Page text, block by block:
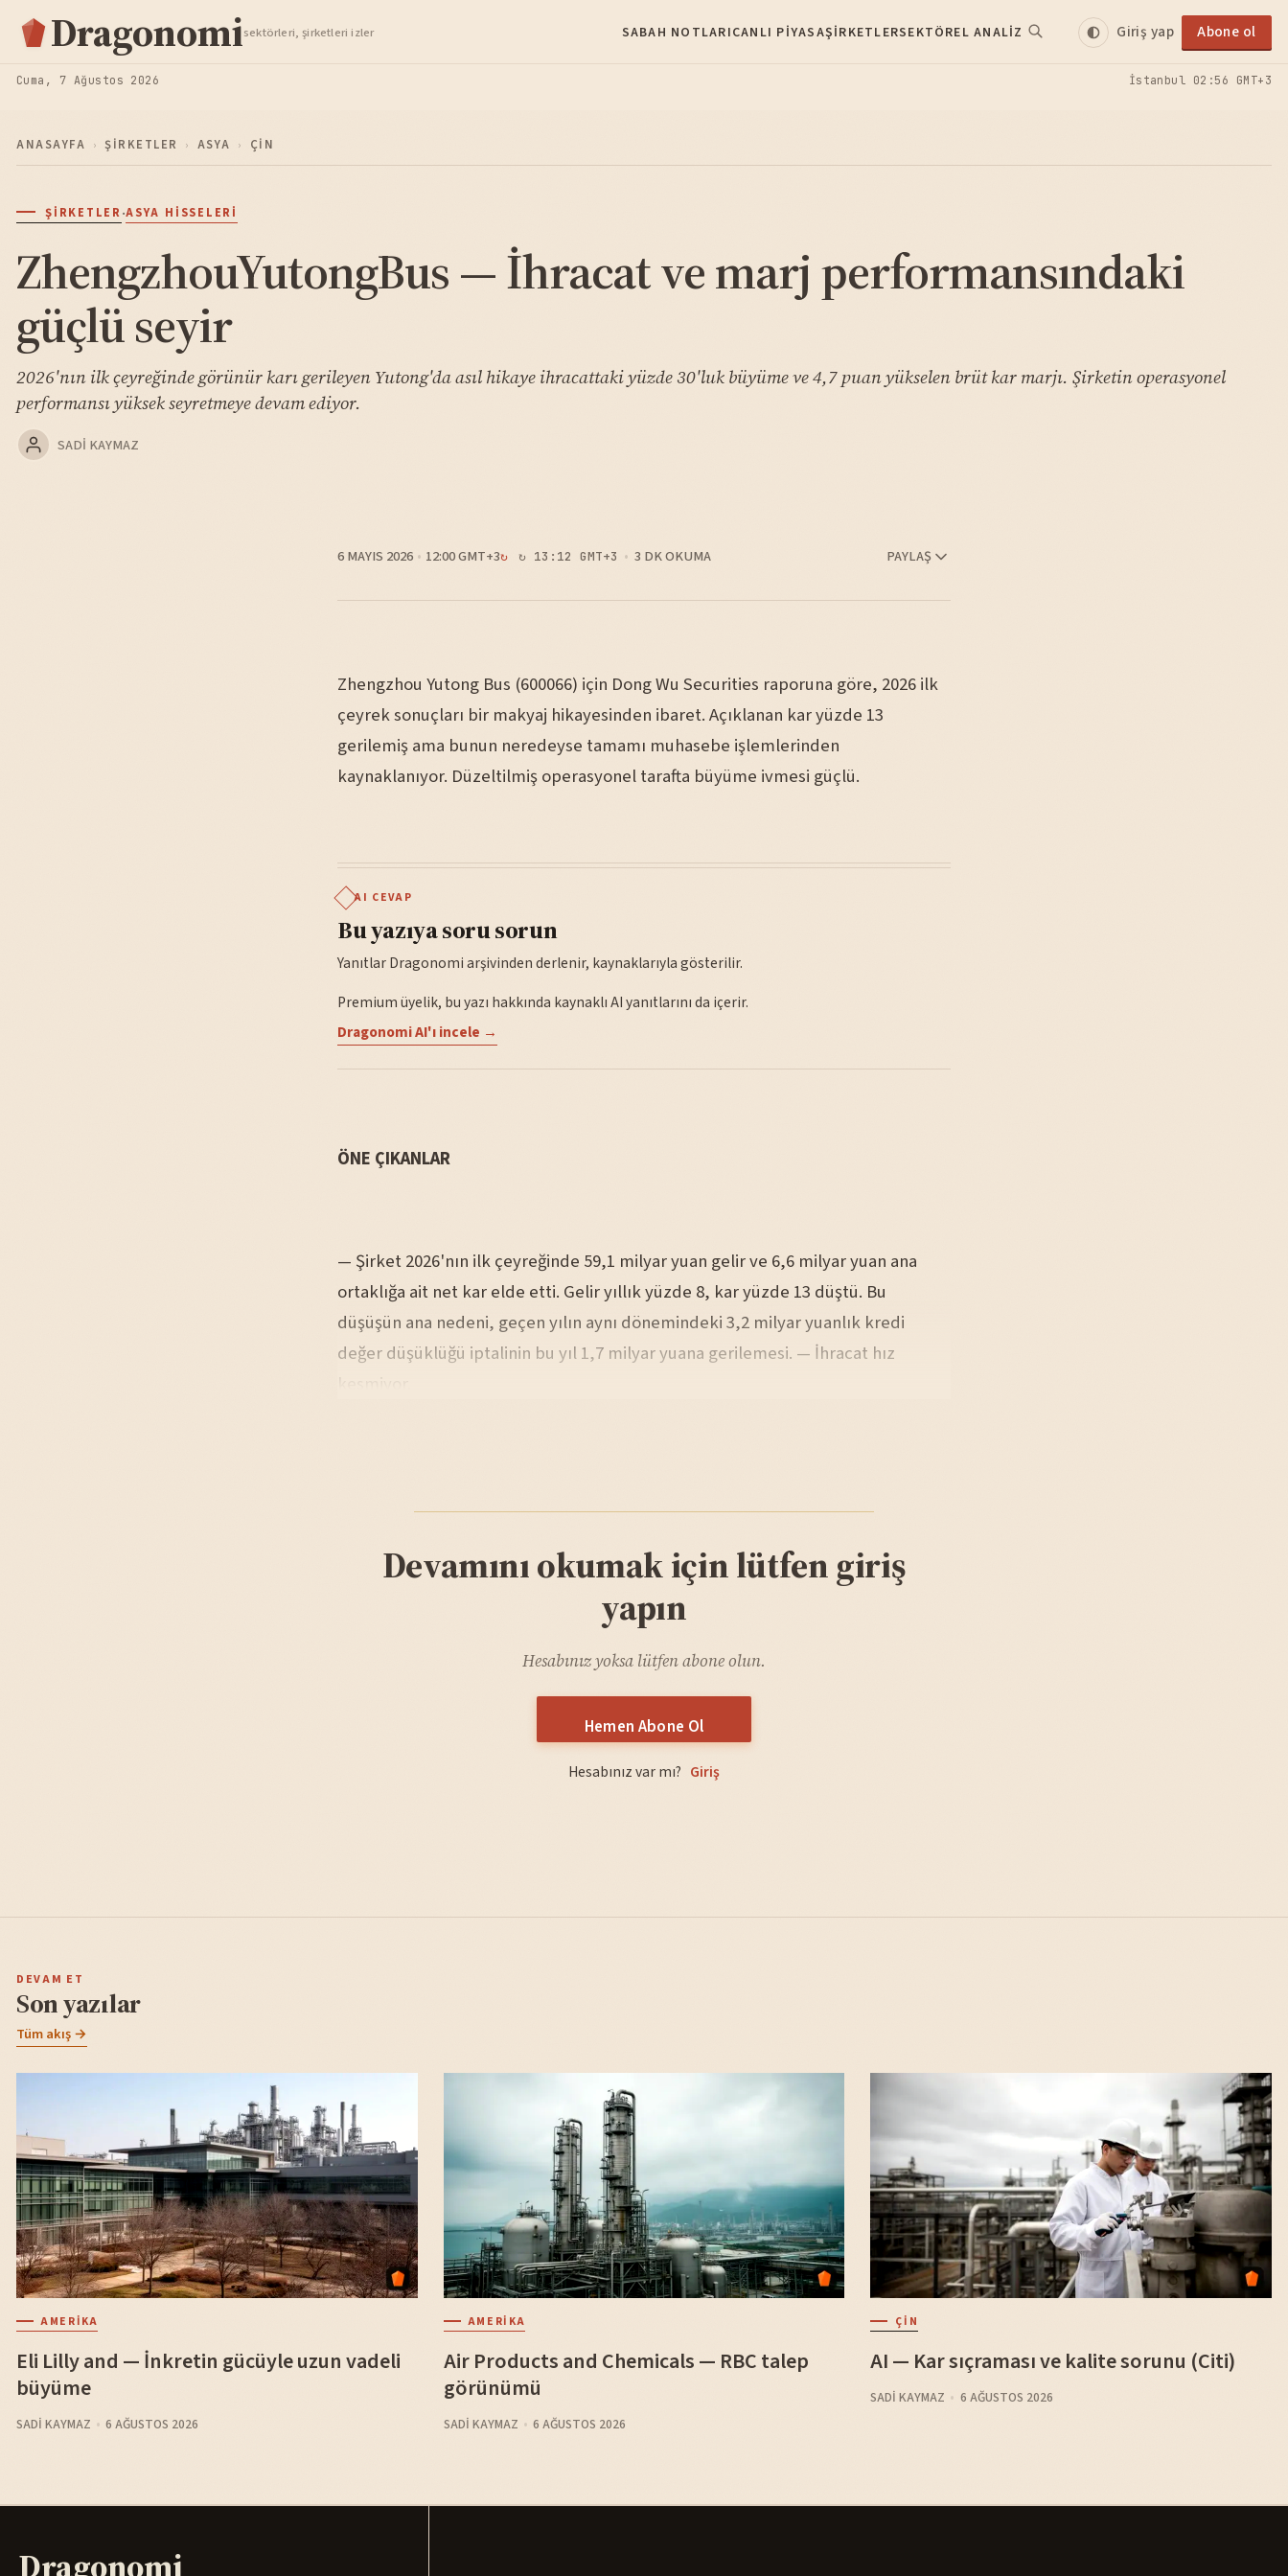
Dragonomisektörleri, şirketleri izler SABAH NOTLARICANLI PIYASAŞIRKETLERSEKTÖREL ANALIZ Giriş yap Abone ol
Cuma, 7 Ağustos 2026 İstanbul 02:56 GMT+3
ANASAYFA › ŞIRKETLER › ASYA › ÇIN
ŞIRKETLER·ASYA HISSELERI
ZhengzhouYutongBus — İhracat ve marj performansındaki
güçlü seyir
2026'nın ilk çeyreğinde görünür karı gerileyen Yutong'da asıl hikaye ihracattaki yüzde 30'luk büyüme ve 4,7 puan yükselen brüt kar marjı. Şirketin operasyonel
performansı yüksek seyretmeye devam ediyor.
SADI KAYMAZ
6 MAYIS 2026 12:00 GMT+3 ↻ 13:12 GMT+3 3 DK OKUMA PAYLAŞ
Zhengzhou Yutong Bus (600066) için Dong Wu Securities raporuna göre, 2026 ilk
çeyrek sonuçları bir makyaj hikayesinden ibaret. Açıklanan kar yüzde 13
gerilemiş ama bunun neredeyse tamamı muhasebe işlemlerinden
kaynaklanıyor. Düzeltilmiş operasyonel tarafta büyüme ivmesi güçlü.
AI CEVAP
Bu yazıya soru sorun
Yanıtlar Dragonomi arşivinden derlenir, kaynaklarıyla gösterilir.
Premium üyelik, bu yazı hakkında kaynaklı AI yanıtlarını da içerir.
Dragonomi AI'ı incele →
ÖNE ÇIKANLAR
— Şirket 2026'nın ilk çeyreğinde 59,1 milyar yuan gelir ve 6,6 milyar yuan ana
ortaklığa ait net kar elde etti. Gelir yıllık yüzde 8, kar yüzde 13 düştü. Bu
düşüşün ana nedeni, geçen yılın aynı dönemindeki 3,2 milyar yuanlık kredi
değer düşüklüğü iptalinin bu yıl 1,7 milyar yuana gerilemesi. — İhracat hız
kesmiyor.
Devamını okumak için lütfen giriş
yapın
Hesabınız yoksa lütfen abone olun.
Hemen Abone Ol
Hesabınız var mı? Giriş
DEVAM ET
Son yazılar
Tüm akış →
AMERIKA
Eli Lilly and — İnkretin gücüyle uzun vadeli
büyüme
SADI KAYMAZ 6 AĞUSTOS 2026
AMERIKA
Air Products and Chemicals — RBC talep
görünümü
SADI KAYMAZ 6 AĞUSTOS 2026
ÇIN
AI — Kar sıçraması ve kalite sorunu (Citi)
SADI KAYMAZ 6 AĞUSTOS 2026
Dragonomi